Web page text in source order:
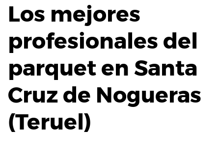
Los mejores
profesionales del
parquet en Santa
Cruz de Nogueras
(Teruel)